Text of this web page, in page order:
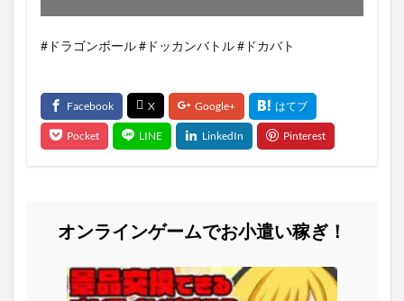
#ドラゴンボール #ドッカンバトル #ドカバト
オンラインゲームでお小遣い稼ぎ！